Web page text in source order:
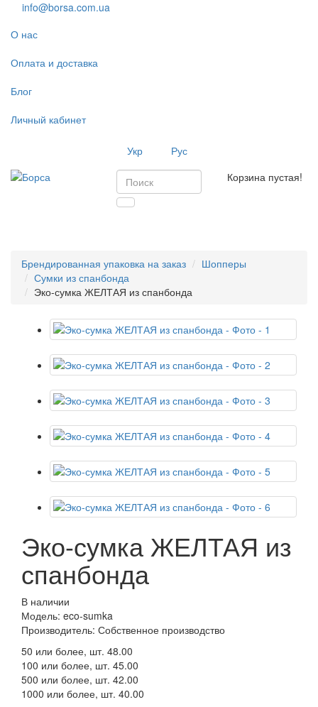
info@borsa.com.ua
О нас
Оплата и доставка
Блог
Личный кабинет
Укр
Рус
Корзина пустая!
Брендированная упаковка на заказ
Шопперы
Сумки из спанбонда
Эко-сумка ЖЕЛТАЯ из спанбонда
Эко-сумка ЖЕЛТАЯ из
спанбонда
В наличии
Модель: eco-sumka
Производитель: Собственное производство
50 или более, шт. 48.00
100 или более, шт. 45.00
500 или более, шт. 42.00
1000 или более, шт. 40.00